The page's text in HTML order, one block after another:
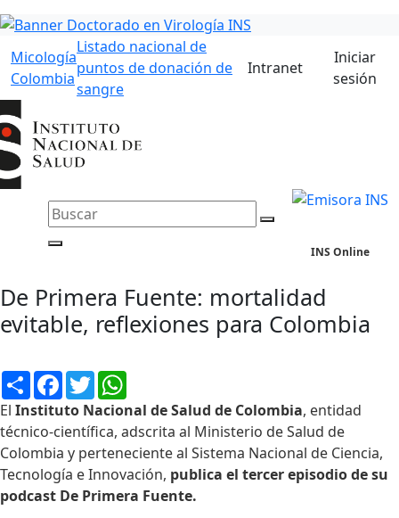
Micología
Colombia
Listado nacional de
puntos de donación de
sangre
Intranet
Iniciar
sesión
INS Online
De Primera Fuente: mortalidad
evitable, reflexiones para Colombia
Compartir
Facebook
Twitter
El Instituto Nacional de Salud de Colombia, entidad
técnico-científica, adscrita al Ministerio de Salud de
Colombia y perteneciente al Sistema Nacional de Ciencia,
Tecnología e Innovación, publica el tercer episodio de su
podcast D​e Primera Fuente.